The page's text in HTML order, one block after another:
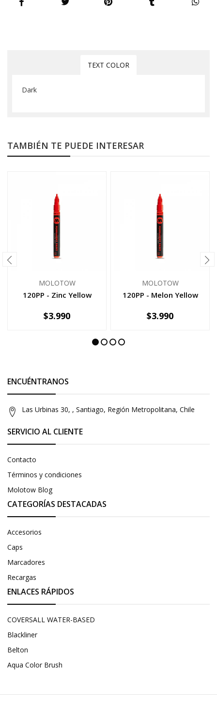
TEXT COLOR
Dark
TAMBIÉN TE PUEDE INTERESAR
MOLOTOW
120PP - Zinc Yellow
+
$3.990
MOLOTOW
120PP - Melon Yellow
+
$3.990
ENCUÉNTRANOS
Las Urbinas 30, , Santiago, Región Metropolitana, Chile
SERVICIO AL CLIENTE
Contacto
Términos y condiciones
Molotow Blog
CATEGORÍAS DESTACADAS
Accesorios
Caps
Marcadores
Recargas
ENLACES RÁPIDOS
COVERSALL WATER-BASED
Blackliner
Belton
Aqua Color Brush